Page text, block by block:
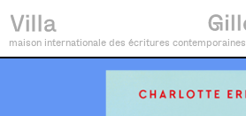
maison internationale des écritures contemporaines